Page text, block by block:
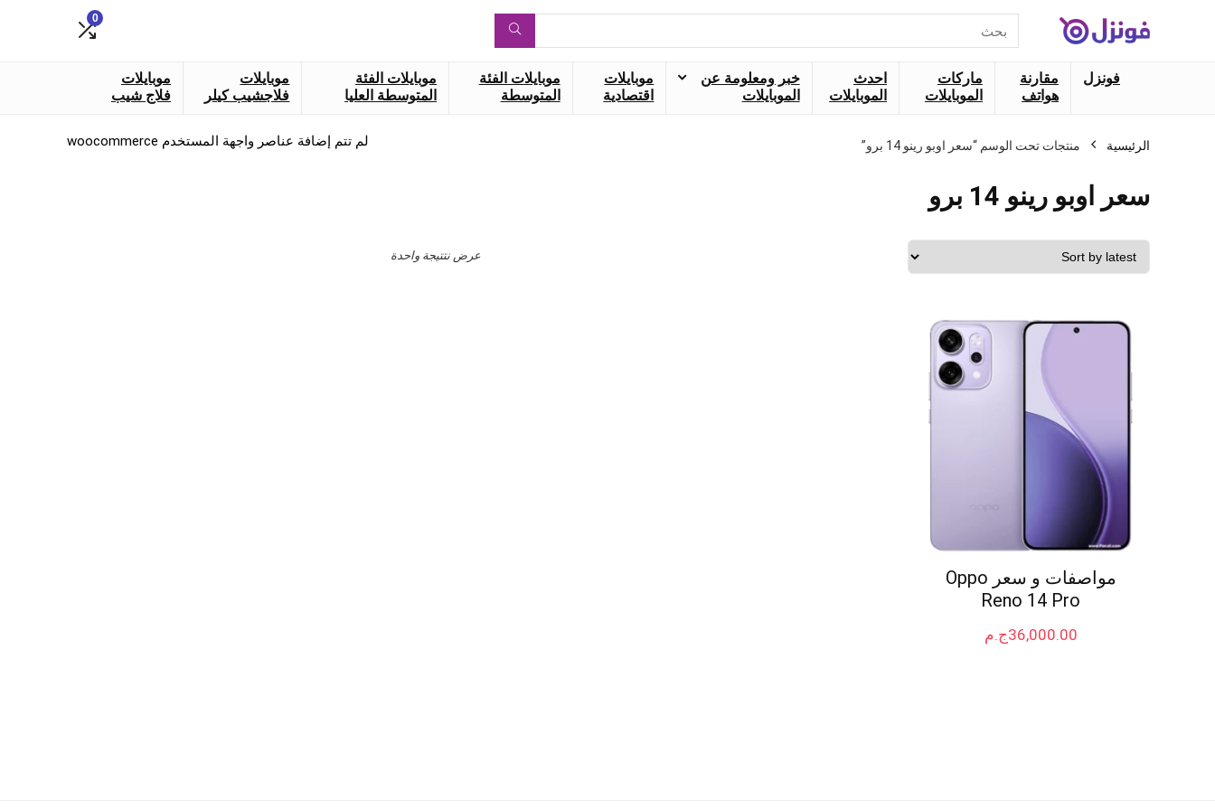
عن:
0
فونزل
مقارنة
هواتف
ماركات
الموبايلات
احدث
الموبايلات
خبر ومعلومة عن
الموبايلات
موبايلات
اقتصادية
موبايلات الفئة
المتوسطة
موبايلات الفئة
المتوسطة العليا
موبايلات
فلاجشيب كيلر
موبايلات
فلاج شيب
الرئيسية منتجات تحت الوسم “سعر اوبو رينو 14 برو”
سعر اوبو رينو 14 برو
عرض نتتيجة واحدة
مواصفات و سعر Oppo
Reno 14 Pro
ج.م36,000.00
لم تتم إضافة عناصر واجهة المستخدم woocommerce